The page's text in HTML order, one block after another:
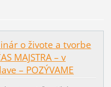
o živote a tvorbe
MAJSTRA – v
– POZÝVAME